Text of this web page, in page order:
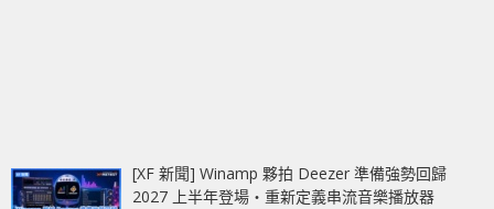
[XF 新聞] Winamp 夥拍 Deezer 準備強勢回歸
2027 上半年登場‧重新定義串流音樂播放器